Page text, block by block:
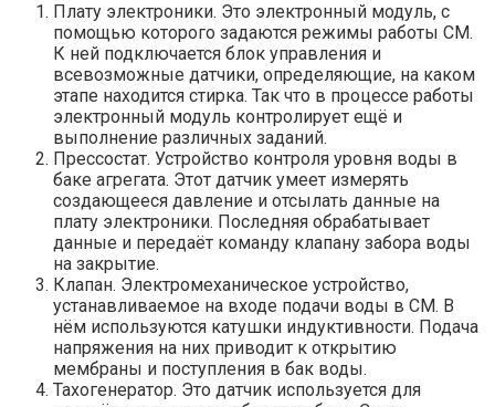
Плату электроники. Это электронный модуль, с
помощью которого задаются режимы работы СМ.
К ней подключается блок управления и
всевозможные датчики, определяющие, на каком
этапе находится стирка. Так что в процессе работы
электронный модуль контролирует ещё и
выполнение различных заданий.
Прессостат. Устройство контроля уровня воды в
баке агрегата. Этот датчик умеет измерять
создающееся давление и отсылать данные на
плату электроники. Последняя обрабатывает
данные и передаёт команду клапану забора воды
на закрытие.
Клапан. Электромеханическое устройство,
устанавливаемое на входе подачи воды в СМ. В
нём используются катушки индуктивности. Подача
напряжения на них приводит к открытию
мембраны и поступления в бак воды.
Тахогенератор. Это датчик используется для